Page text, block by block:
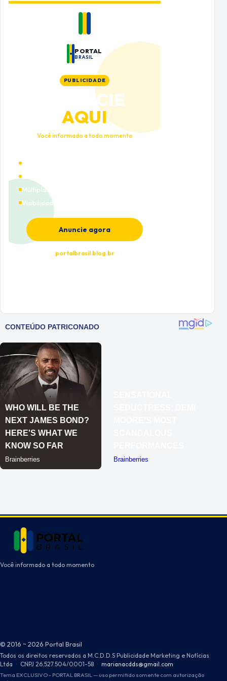
PORTAL
BRASIL
PUBLICIDADE
ANUNCIE
AQUI
Você informado a todo momento
Múltiplas categorias
Visibilidade premium
Anuncie agora
portalbrasil.blog.br
Você informado a todo momento
© 2016 ~ 2026 Portal Brasil
Todos os direitos reservados a M.C.D.D.S Publicidade Marketing e Notícias
Ltda · CNPJ 26.527.504/0001-58 · marianacdds@gmail.com
Tema EXCLUSIVO - PORTAL BRASIL — uso permitido somente com autorização